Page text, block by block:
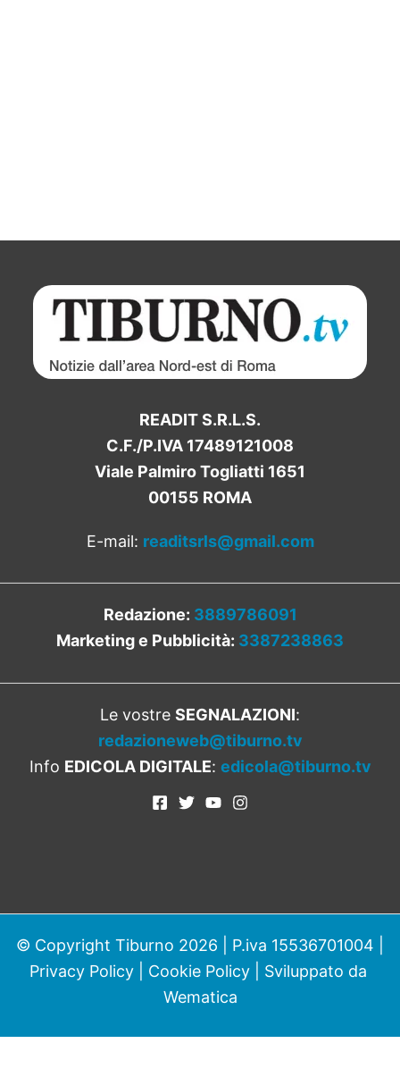
READIT S.R.L.S.
C.F./P.IVA 17489121008
Viale Palmiro Togliatti 1651
00155 ROMA
E-mail: readitsrls@gmail.com
Redazione: 3889786091
Marketing e Pubblicità: 3387238863
Le vostre SEGNALAZIONI:
redazioneweb@tiburno.tv
Info EDICOLA DIGITALE: edicola@tiburno.tv
© Copyright Tiburno 2026 | P.iva 15536701004 |
Privacy Policy| Cookie Policy| Sviluppato da
Wematica